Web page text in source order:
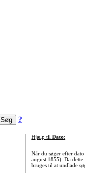
?
Hjælp til Dato:
Når du søger efter
august 1855). Da
bruges til at undlade